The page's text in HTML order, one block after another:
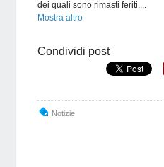
dei quali sono rimasti feriti,...
Mostra altro
Condividi post
Notizie